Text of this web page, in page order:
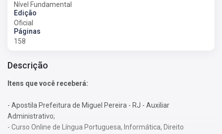
Nível Fundamental
Edição
Oficial
Páginas
158
Descrição
Itens que você receberá:
- Apostila Prefeitura de Miguel Pereira - RJ - Auxiliar
Administrativo;
- Curso Online de Língua Portuguesa, Informática, Direito